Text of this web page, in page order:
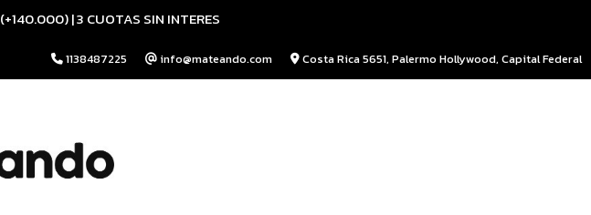
| 3 CUOTAS SIN INTERES
1138487225 info@mateando.com Costa Rica 5651, Palermo Hollywood, Capital Federal